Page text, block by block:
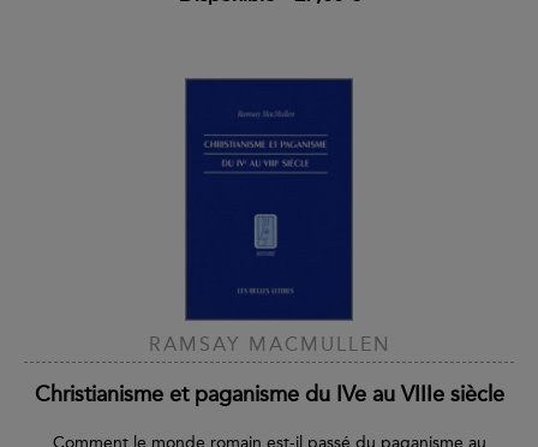
RAMSAY MACMULLEN
Christianisme et paganisme du IVe au VIIIe siècle
Comment le monde romain est-il passé du paganisme au